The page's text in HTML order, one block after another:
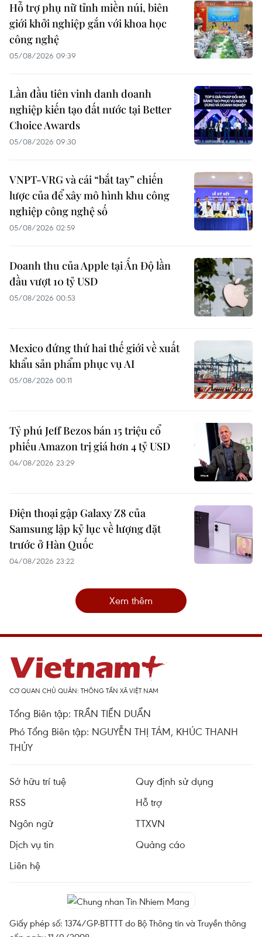
Hỗ trợ phụ nữ tỉnh miền núi, biên
giới khởi nghiệp gắn với khoa học
công nghệ
05/08/2026 09:39
Lần đầu tiên vinh danh doanh
nghiệp kiến tạo đất nước tại Better
Choice Awards
05/08/2026 09:30
VNPT-VRG và cái “bắt tay” chiến
lược của để xây mô hình khu công
nghiệp công nghệ số
05/08/2026 02:59
Doanh thu của Apple tại Ấn Độ lần
đầu vượt 10 tỷ USD
05/08/2026 00:53
Mexico đứng thứ hai thế giới về xuất
khẩu sản phẩm phục vụ AI
05/08/2026 00:11
Tỷ phú Jeff Bezos bán 15 triệu cổ
phiếu Amazon trị giá hơn 4 tỷ USD
04/08/2026 23:29
Điện thoại gập Galaxy Z8 của
Samsung lập kỷ lục về lượng đặt
trước ở Hàn Quốc ​
04/08/2026 23:22
Xem thêm
CƠ QUAN CHỦ QUẢN: THÔNG TẤN XÃ VIỆT NAM
Tổng Biên tập: TRẦN TIẾN DUẨN
Phó Tổng Biên tập: NGUYỄN THỊ TÁM, KHÚC THANH
THỦY
Sở hữu trí tuệ
Quy định sử dụng
RSS
Hỗ trợ
Ngôn ngữ
TTXVN
Dịch vụ tin
Quảng cáo
Liên hệ
Giấy phép số: 1374/GP-BTTTT do Bộ Thông tin và Truyền thông